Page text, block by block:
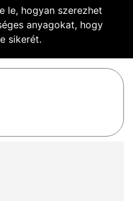
le, hogyan szerezhet
anyagokat, hogy
sikerét.